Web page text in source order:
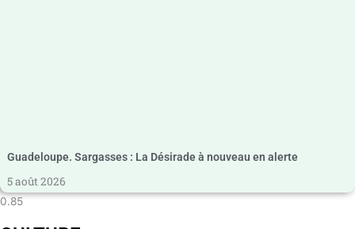
Guadeloupe. Sargasses : La Désirade à nouveau en alerte
5 août 2026